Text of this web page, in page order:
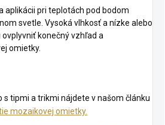
aplikácii pri teplotách pod bodom
svetle. Vysoká vlhkosť a nízke alebo
konečný vzhľad a
omietky.
s tipmi a trikmi nájdete v našom článku
mozaikovej omietky.